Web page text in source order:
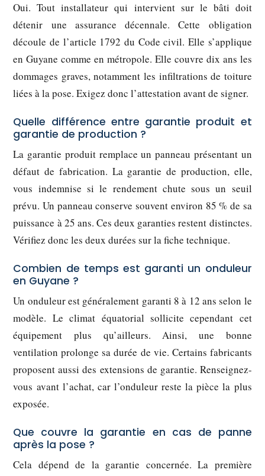
Oui. Tout installateur qui intervient sur le bâti doit
détenir une assurance décennale. Cette obligation
découle de l’article 1792 du Code civil. Elle s’applique
en Guyane comme en métropole. Elle couvre dix ans les
dommages graves, notamment les infiltrations de toiture
liées à la pose. Exigez donc l’attestation avant de signer.
Quelle différence entre garantie produit et
garantie de production ?
La garantie produit remplace un panneau présentant un
défaut de fabrication. La garantie de production, elle,
vous indemnise si le rendement chute sous un seuil
prévu. Un panneau conserve souvent environ 85 % de sa
puissance à 25 ans. Ces deux garanties restent distinctes.
Vérifiez donc les deux durées sur la fiche technique.
Combien de temps est garanti un onduleur
en Guyane ?
Un onduleur est généralement garanti 8 à 12 ans selon le
modèle. Le climat équatorial sollicite cependant cet
équipement plus qu’ailleurs. Ainsi, une bonne
ventilation prolonge sa durée de vie. Certains fabricants
proposent aussi des extensions de garantie. Renseignez-
vous avant l’achat, car l’onduleur reste la pièce la plus
exposée.
Que couvre la garantie en cas de panne
après la pose ?
Cela dépend de la garantie concernée. La première